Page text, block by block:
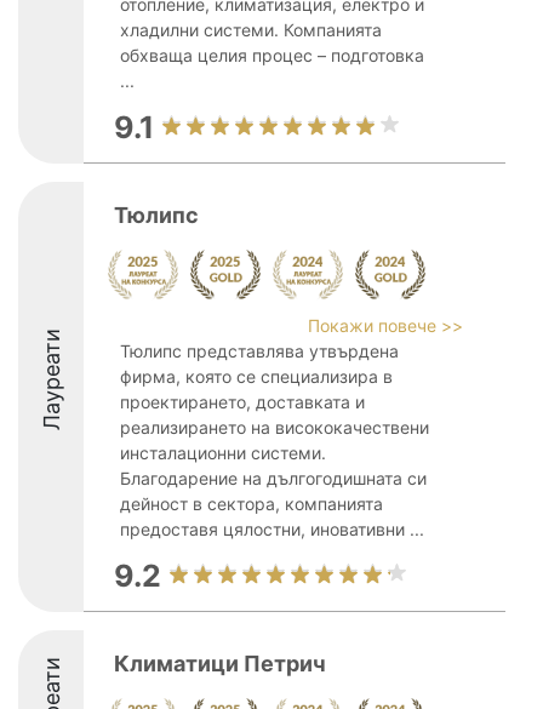
отопление, климатизация, електро и
хладилни системи. Компанията
обхваща целия процес – подготовка
...
9.1
Лауреати
Тюлипс
Покажи повече >>
Тюлипс представлява утвърдена
фирма, която се специализира в
проектирането, доставката и
реализирането на висококачествени
инсталационни системи.
Благодарение на дългогодишната си
дейност в сектора, компанията
предоставя цялостни, иновативни ...
9.2
Климатици Петрич